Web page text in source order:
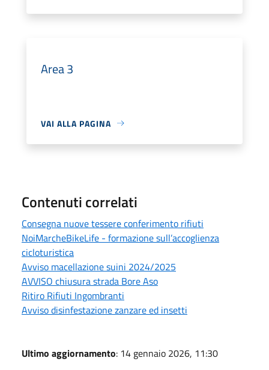
Area 3
VAI ALLA PAGINA
Contenuti correlati
Consegna nuove tessere conferimento rifiuti
NoiMarcheBikeLife - formazione sull’accoglienza
cicloturistica
Avviso macellazione suini 2024/2025
AVVISO chiusura strada Bore Aso
Ritiro Rifiuti Ingombranti
Avviso disinfestazione zanzare ed insetti
Ultimo aggiornamento: 14 gennaio 2026, 11:30